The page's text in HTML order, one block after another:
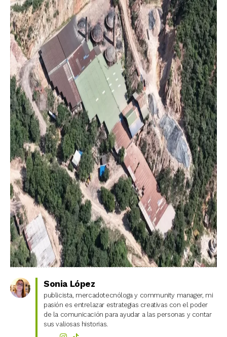
Sonia López
publicista, mercadotecnóloga y community manager, mi
pasión es entrelazar estrategias creativas con el poder
de la comunicación para ayudar a las personas y contar
sus valiosas historias.